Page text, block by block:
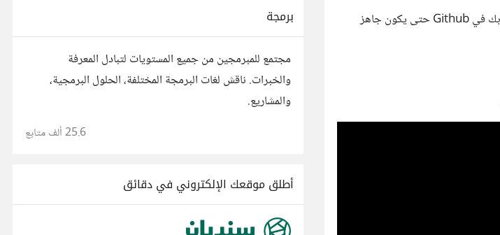
إذا كان في خطتك بعد التخرج من الجامعة أو من تعلم البرمجة أن ترتب ال README الخاص بحسابك في Github حتى يكون جاهز
برمجة
مجتمع للمبرمجين من جميع المستويات لتبادل المعرفة
والخبرات. ناقش لغات البرمجة المختلفة، الحلول البرمجية،
والمشاريع.
25.6 ألف متابع
أطلق موقعك الإلكتروني في دقائق